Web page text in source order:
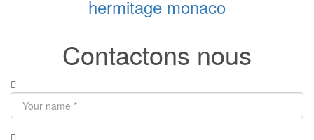
hermitage monaco
Contactons nous